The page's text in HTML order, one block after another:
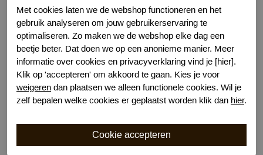
Kenmerk
Bewuste Keuze!
Gerelateerde producten
Met cookies laten we de webshop functioneren en het
gebruik analyseren om jouw gebruikerservaring te
optimaliseren. Zo maken we de webshop elke dag een
beetje beter. Dat doen we op een anonieme manier. Meer
informatie over cookies en privacyverklaring vind je [hier].
Klik op 'accepteren' om akkoord te gaan. Kies je voor
weigeren dan plaatsen we alleen functionele cookies. Wil je
zelf bepalen welke cookies er geplaatst worden klik dan hier.